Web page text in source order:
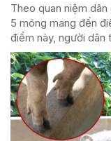
Theo quan niệm
5 móng mang đến
điểm này, người dân